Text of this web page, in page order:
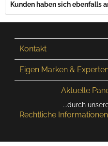
Kunden haben sich ebenfalls
Kontakt
Eigen Marken &
Aktuelle
...durch
Rechtliche Informationen